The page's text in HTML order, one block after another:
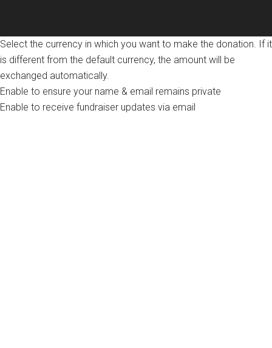
Select the currency in which you want to make the donation. If it
is different from the default currency, the amount will be
exchanged automatically.
Enable to ensure your name & email remains private
Enable to receive fundraiser updates via email